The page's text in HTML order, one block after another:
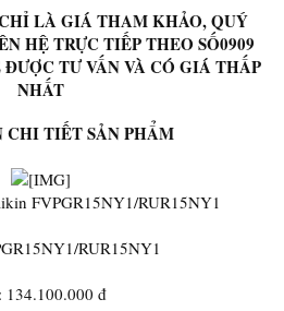
LÀ GIÁ THAM KHẢO, QUÝ
HỆ TRỰC TIẾP THEO SỐ0909
TƯ VẤN VÀ CÓ GIÁ THẤP
NHẤT
CHI TIẾT SẢN PHẨM
FVPGR15NY1/RUR15NY1
RUR15NY1
134.100.000 đ